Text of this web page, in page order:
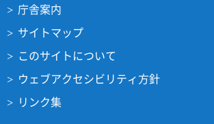
庁舎案内
サイトマップ
このサイトについて
ウェブアクセシビリティ方針
リンク集